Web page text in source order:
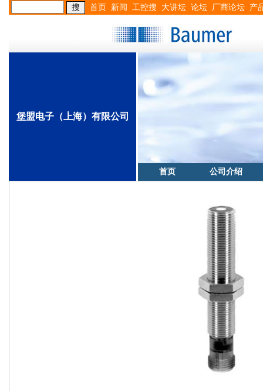
首页 新闻 工控搜 大讲坛 论坛 厂商论坛 产
堡盟电子（上海）有限公司
首页 公司介绍